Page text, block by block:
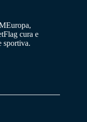
cura e
sportiva.